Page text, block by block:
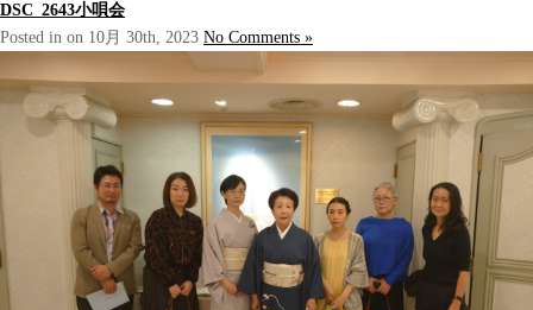
DSC_2643小唄会
Posted in on 10月 30th, 2023 No Comments »